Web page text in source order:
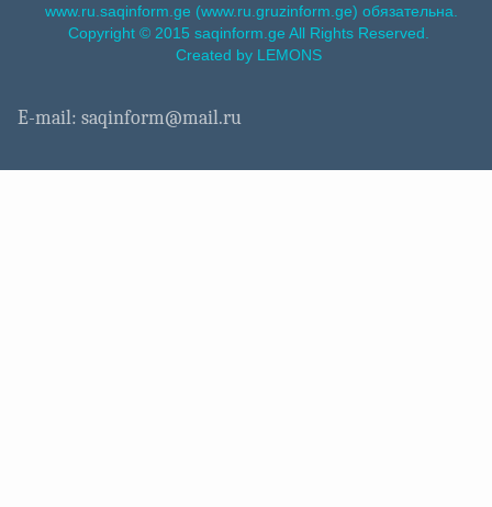
www.ru.saqinform.ge (www.ru.gruzinform.ge) обязательна.
Copyright © 2015 saqinform.ge All Rights Reserved.
Created by LEMONS
E-mail: saqinform@mail.ru